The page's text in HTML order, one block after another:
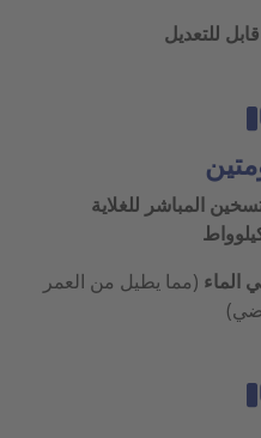
للتعديل
المباشر للغلاية
الماء (مما يطيل من العمر